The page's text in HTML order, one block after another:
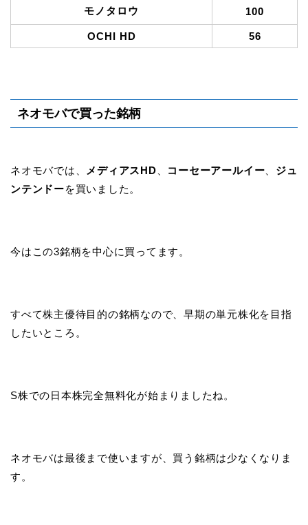
モノタロウ 100
OCHI HD 56
ネオモバで買った銘柄
ネオモバでは、 メディアスHD コーセーアールイー
ジュ
ンテンドーを買いました。
今はこの3銘柄を中心に買ってます。
すべて株主優待目的の銘柄なので、早期の単元株化を目指
したいところ。
S株での日本株完全無料化が始まりましたね。
ネオモバは最後まで使いますが、買う銘柄は少なくなりま
す。